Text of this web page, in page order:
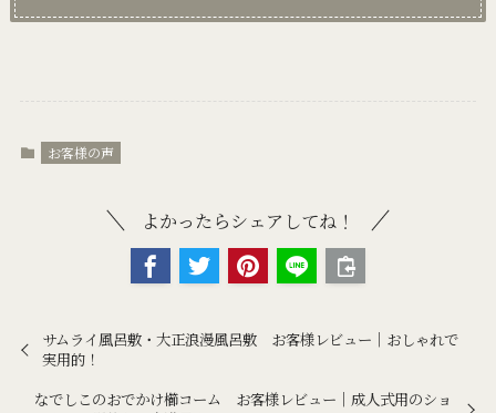
お客様の声
よかったらシェアしてね！
サムライ風呂敷・大正浪漫風呂敷 お客様レビュー｜おしゃれで
実用的！
なでしこのおでかけ櫛コーム お客様レビュー｜成人式用のショ